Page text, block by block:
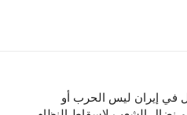
في إيران ليس الحرب أو